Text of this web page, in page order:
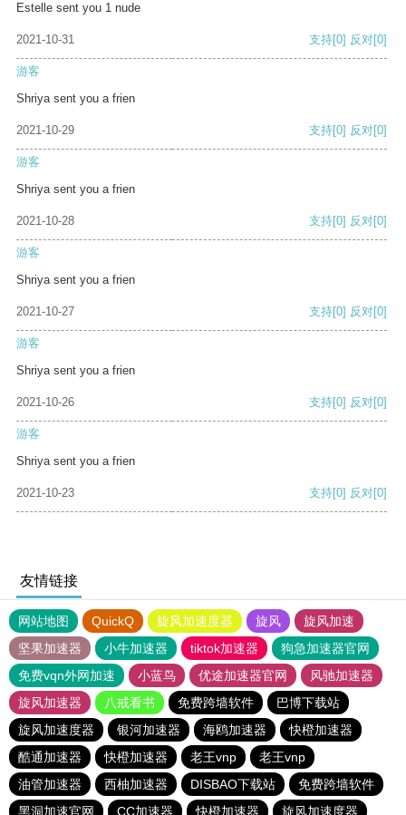
Estelle sent you 1 nude
2021-10-31 支持[0] 反对[0]
游客
Shriya sent you a frien
2021-10-29 支持[0] 反对[0]
游客
Shriya sent you a frien
2021-10-28 支持[0] 反对[0]
游客
Shriya sent you a frien
2021-10-27 支持[0] 反对[0]
游客
Shriya sent you a frien
2021-10-26 支持[0] 反对[0]
游客
Shriya sent you a frien
2021-10-23 支持[0] 反对[0]
友情链接
网站地图 QuickQ 旋风加速度器 旋风
旋风加速
坚果加速器
小牛加速器 tiktok加速器
狗急加速器官网
免费vqn外网加速
小蓝鸟 优途加速器官网
风驰加速器
旋风加速器
八戒看书 免费跨墙软件
巴博下载站
旋风加速度器
银河加速器 海鸥加速器
快橙加速器
酷通加速器
快橙加速器 老王vnp
老王vnp
油管加速器
西柚加速器 DISBAO下载站
免费跨墙软件
黑洞加速官网
CC加速器 快橙加速器 旋风加速度器